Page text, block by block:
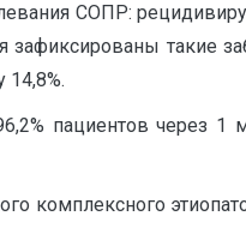
СОПР:
зафиксированы
14,8%.
пациентов через 1
комплексного